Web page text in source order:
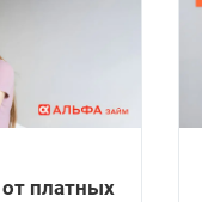
платных